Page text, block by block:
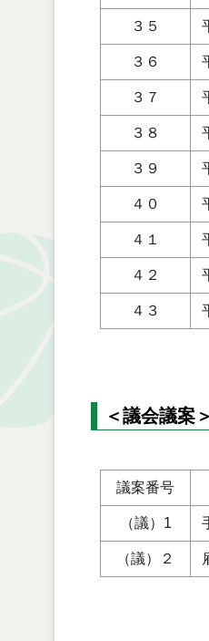
３５
３６
３７
３８
３９
４０
４１
４２
４３
＜議会議案＞
議案番号
（議）1
（議）２